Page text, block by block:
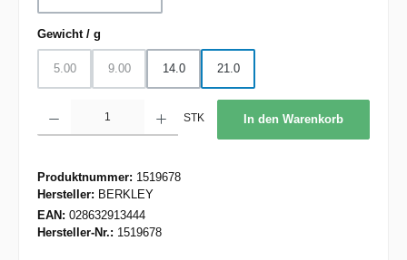
Gewicht / g
5.00
(Diese Option ist zurzeit nicht verfügbar.)
9.00
(Diese Option ist zurzeit nicht verfügbar.)
14.0 21.0
STK In den Warenkorb
Produktnummer: 1519678
Hersteller: BERKLEY
EAN: 028632913444
Hersteller-Nr.: 1519678